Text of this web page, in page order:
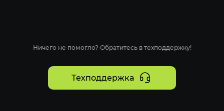
Ничего не помогло? Обратитесь в техподдержку!
Техподдержка